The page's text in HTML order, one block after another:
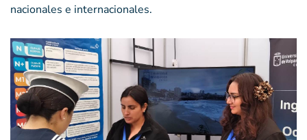
nacionales e internacionales.